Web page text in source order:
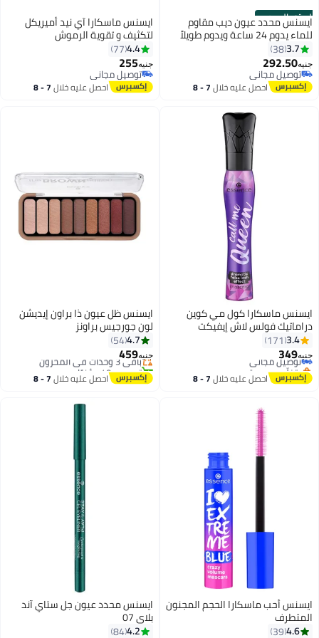
الستور الرسمي
ايسنس محدد عيون ديب مقاوم
للماء يدوم 24 ساعة ويدوم طويلاً
3.7
38
جنيه292.50
توصيل مجاني
توصيل مجانياحصل عليه خلال 7 - 8
ايسنس ماسكارا آي نيد أميريكل
لتكثيف و تقوية الرموش
4.4
77
جنيه255
توصيل مجاني
توصيل مجانياحصل عليه خلال 7 - 8
ايسنس ماسكارا كول مي كوين
دراماتيك فولس لاش إيفيكت
3.4
171
جنيه349
توصيل مجاني
بتخلّص بسرعة
توصيل مجانياحصل عليه خلال 7 - 8
ايسنس ظل عيون ذا براون إيديشن
لون جورجيس براونز
4.7
54
جنيه459
أقل سعر في 7 يوم
توصيل مجاني
باقي 3 وحدات في المخزون
تم بيع +40 مؤخرًا
أقل سعر في 7 يوماحصل عليه خلال 7 - 8
ايسنس أحب ماسكارا الحجم المجنون
المتطرف
4.6
39
ايسنس محدد عيون جل ستاي آند
بلاي 07
4.2
84